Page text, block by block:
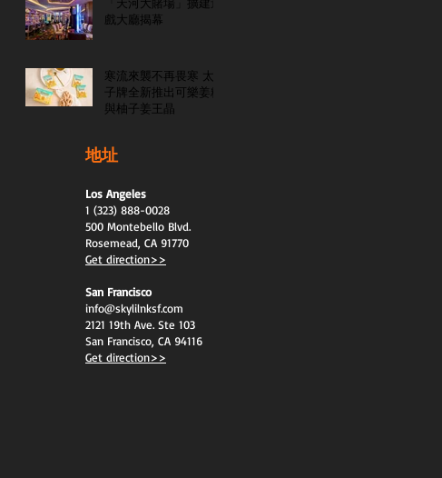
戲大廳揭幕
寒流來襲不再畏寒 太
子牌全新推出可樂姜糖
與柚子姜王晶
地址
Los Angeles
1 (323) 888-0028
500 Montebello Blvd.
Rosemead, CA 91770
Get direction>>
San Francisco
info@skylilnksf.com
2121 19th Ave. Ste 103
San Francisco, CA 94116
Get direction>>